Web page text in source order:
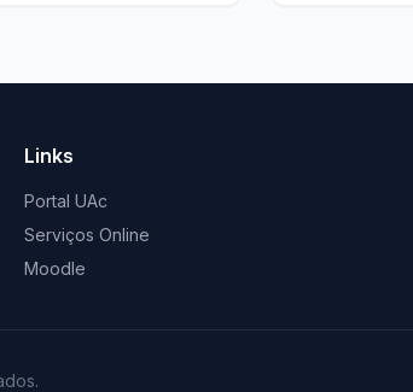
Links
Portal UAc
Serviços Online
Moodle